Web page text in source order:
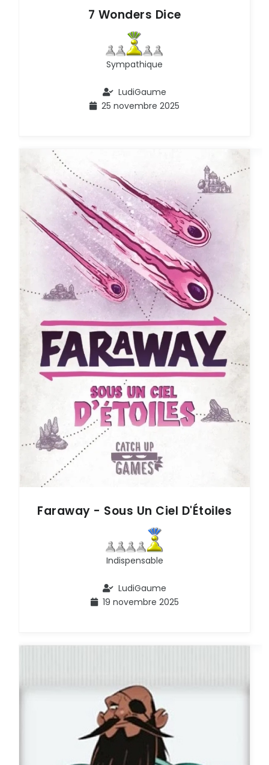
7 Wonders Dice
Sympathique
LudiGaume
25 novembre 2025
Faraway - Sous Un Ciel D'Étoiles
Indispensable
LudiGaume
19 novembre 2025